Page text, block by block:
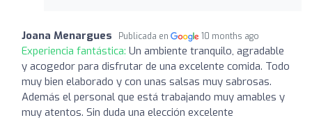
Joana Menargues Publicada en 10 months ago
Experiencia fantástica: Un ambiente tranquilo, agradable
y acogedor para disfrutar de una excelente comida. Todo
muy bien elaborado y con unas salsas muy sabrosas.
Además el personal que está trabajando muy amables y
muy atentos. Sin duda una elección excelente